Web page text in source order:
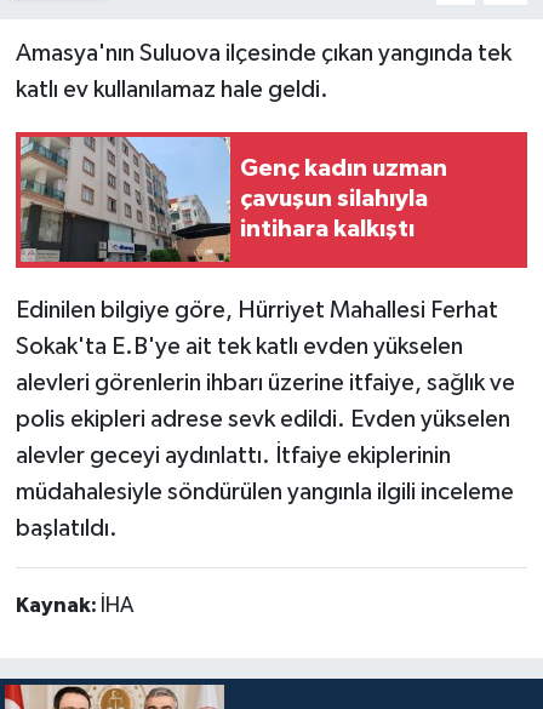
Amasya'nın Suluova ilçesinde çıkan yangında tek
katlı ev kullanılamaz hale geldi.
Genç kadın uzman
çavuşun silahıyla
intihara kalkıştı
Edinilen bilgiye göre, Hürriyet Mahallesi Ferhat
Sokak'ta E.B'ye ait tek katlı evden yükselen
alevleri görenlerin ihbarı üzerine itfaiye, sağlık ve
polis ekipleri adrese sevk edildi. Evden yükselen
alevler geceyi aydınlattı. İtfaiye ekiplerinin
müdahalesiyle söndürülen yangınla ilgili inceleme
başlatıldı.
Kaynak: İHA